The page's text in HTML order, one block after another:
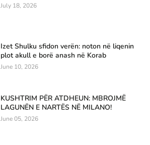
July 18, 2026
Izet Shulku sfidon verën: noton në liqenin
plot akull e borë anash në Korab
June 10, 2026
KUSHTRIM PËR ATDHEUN: MBROJMË
LAGUNËN E NARTËS NË MILANO!
June 05, 2026